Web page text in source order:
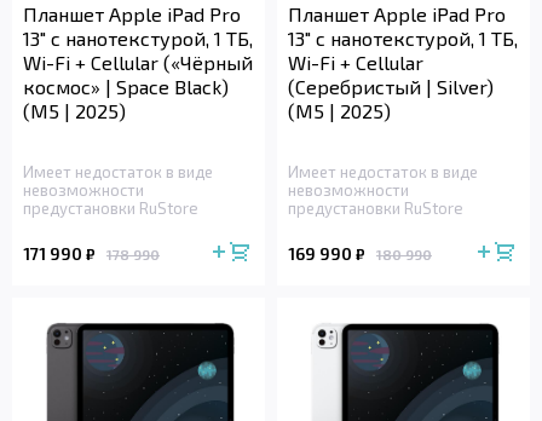
Планшет Apple iPad Pro
13" с нанотекстурой, 1 ТБ,
Wi-Fi + Cellular («Чёрный
космос» | Space Black)
(M5 | 2025)
Имеет недостаток в виде
невозможности
предустановки RuStore
171 990 ₽ 178 990
Планшет Apple iPad Pro
13" с нанотекстурой, 1 ТБ,
Wi-Fi + Cellular
(Серебристый | Silver)
(M5 | 2025)
Имеет недостаток в виде
невозможности
предустановки RuStore
169 990 ₽ 180 990